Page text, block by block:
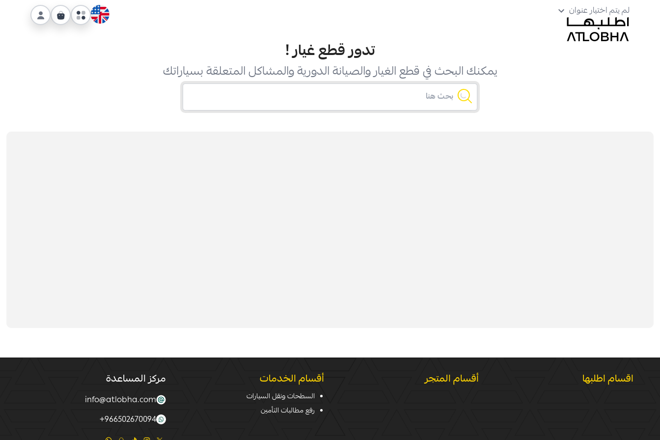
لم يتم اختيار عنوان
تدور قطع غيار!
يمكنك البحث في قطع الغيار والصيانة الدورية والمشاكل المتعلقة بسياراتك
اقسام اطلبها أقسام المتجر أقسام الخدمات
السطحات ونقل السيارات
رفع مطالبات التأمين
مركز المساعدة
info@atlobha.com
966502670094
+